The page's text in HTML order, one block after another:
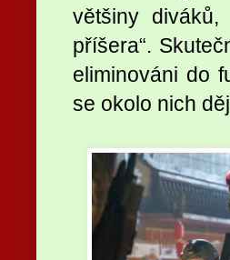
většiny
příšera“.
eliminováni do
se okolo nich